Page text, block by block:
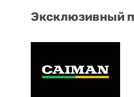
Эксклюзивный